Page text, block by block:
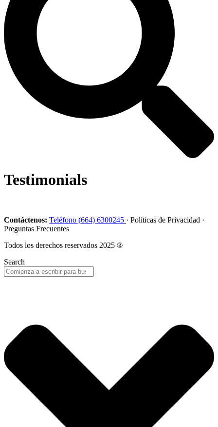
Testimonials
Contáctenos: Teléfono (664) 6300245 · Políticas de Privacidad ·
Preguntas Frecuentes
Todos los derechos reservados 2025 ®
Search